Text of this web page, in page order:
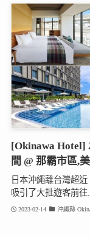
[Okinawa Hotel]
間 @ 那霸市區,
日本沖繩離台灣超
吸引了大批遊客前往...
2023-02-14 沖繩縣